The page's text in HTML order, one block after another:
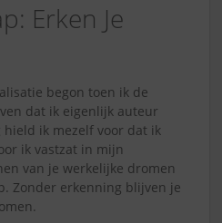
Erken Je
begon toen ik de
dat ik eigenlijk auteur
ik mezelf voor dat ik
ik vastzat in mijn
van je werkelijke dromen
Zonder erkenning blijven je